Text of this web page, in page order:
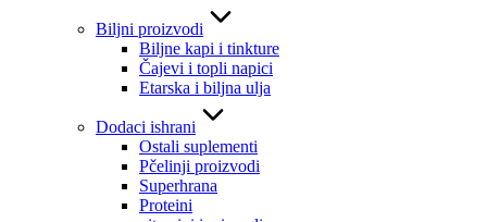
Biljni proizvodi
Biljne kapi i tinkture
Čajevi i topli napici
Etarska i biljna ulja
Dodaci ishrani
Ostali suplementi
Pčelinji proizvodi
Superhrana
Proteini